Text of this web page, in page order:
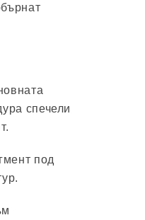
спечели
под